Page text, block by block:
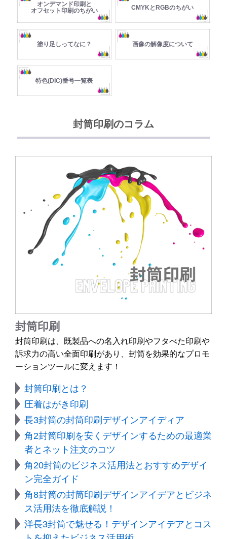
オンデマンド印刷と
オフセット印刷のちがい
CMYKとRGBのちがい
塗り足しってなに？ 画像の解像度について
特色(DIC)番号一覧表
封筒印刷のコラム
封筒印刷
封筒印刷は、既製品への名入れ印刷やフタべた印刷や
訴求力の高い全面印刷があり、封筒を効果的なプロモ
ーションツールに変えます！
封筒印刷とは？
圧着はがき印刷
長3封筒の封筒印刷デザインアイディア
角2封筒印刷を安くデザインするための最適業
者とネット注文のコツ
角20封筒のビジネス活用法とおすすめデザイ
ン完全ガイド
角8封筒の封筒印刷デザインアイデアとビジネ
ス活用法を徹底解説！
洋長3封筒で魅せる！デザインアイデアとコス